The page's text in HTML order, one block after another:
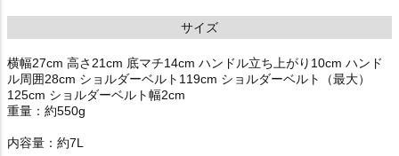
サイズ
横幅27cm 高さ21cm 底マチ14cm ハンドル立ち上がり10cm ハンド
ル周囲28cm ショルダーベルト119cm ショルダーベルト（最大）
125cm ショルダーベルト幅2cm
重量：約550g
内容量：約7L